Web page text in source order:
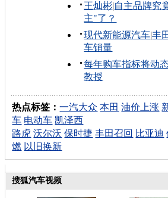
王灿彬|自主品牌究
主"了？
现代新能源汽车|丰
车销量
每年购车指标将动
教授
热点标签：一汽大众 本田 油价上涨
车 电动车 凯泽西
路虎 沃尔沃 保时捷 丰田召回 比亚迪
燃 以旧换新
搜狐汽车视频